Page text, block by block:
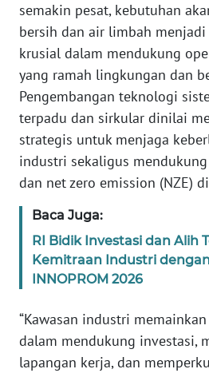
semakin pesat, kebutuhan
bersih dan air limbah menjadi
krusial dalam mendukung
yang ramah lingkungan dan
Pengembangan teknologi
terpadu dan sirkular dinilai
strategis untuk menjaga
industri sekaligus
dan net zero emission (NZE)
Baca Juga:
RI Bidik Investasi dan Alih
Kemitraan Industri
INNOPROM 2026
“Kawasan industri
dalam mendukung investasi,
lapangan kerja, dan
PEDOMAN
MEDIA
REDAKSI
KARIR
DISCLAIMER
Wahana
Regional
SUMUT
WN